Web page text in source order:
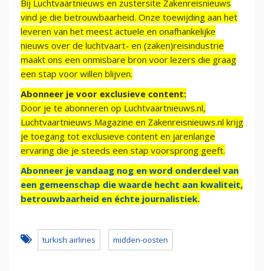
Bij Luchtvaartnieuws en zustersite Zakenreisnieuws
vind je die betrouwbaarheid. Onze toewijding aan het
leveren van het meest actuele en onafhankelijke
nieuws over de luchtvaart- en (zaken)reisindustrie
maakt ons een onmisbare bron voor lezers die graag
een stap voor willen blijven.
Abonneer je voor exclusieve content:
Door je te abonneren op Luchtvaartnieuws.nl,
Luchtvaartnieuws Magazine en Zakenreisnieuws.nl krijg
je toegang tot exclusieve content en jarenlange
ervaring die je steeds een stap voorsprong geeft.
Abonneer je vandaag nog en word onderdeel van
een gemeenschap die waarde hecht aan kwaliteit,
betrouwbaarheid en échte journalistiek.
turkish airlines midden-oosten